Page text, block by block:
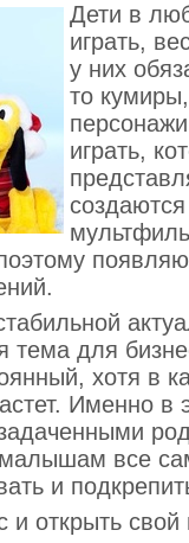
Дети в
играть,
у них
то
играть,
тема для
хотя в
Именно в
все
и
и открыть